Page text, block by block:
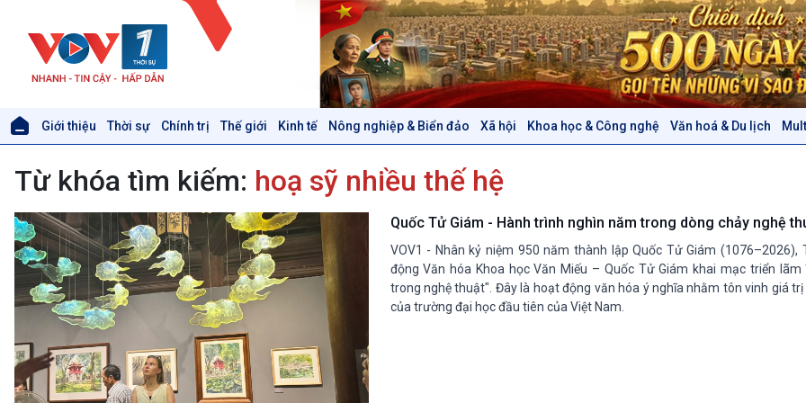
Giới thiệu Thời sự Chính trị Thế giới Kinh tế Nông nghiệp & Biển đảo Xã hội Khoa học & Công nghệ Văn hoá & Du lịch
Thời sự 6h
Thời sự 12h
Thời sự 18h
Thời sự 21h30
Bản tin
Chuyên mục
Theo dòng Thời sự
Tin Chính trị
Chính phủ với người dân
Quốc hội với cử tri
Xây dựng đảng
Đảng trong cuộc sống
Nhận diện sự thật
Pháp luật và đời sống
Hồ sơ sự kiện quốc tế
Thế giới & Việt Nam
Biên cương - Một dải vững
bền
Xã hội
Tin Đời sống & Xã hội
Khoa học & Công nghệ
Tin Khoa học & Công nghệ
Từ khóa tìm kiếm: hoạ sỹ nhiều thế hệ
Quốc Tử Giám - Hành trình nghìn năm trong dòng chảy nghệ
VOV1 - Nhân kỷ niệm 950 năm thành lập Quốc Tử Giám (1076–2026),
động Văn hóa Khoa học Văn Miếu – Quốc Tử Giám khai mạc triển lãm
trong nghệ thuật". Đây là hoạt động văn hóa ý nghĩa nhằm tôn vinh giá trị
của trường đại học đầu tiên của Việt Nam.